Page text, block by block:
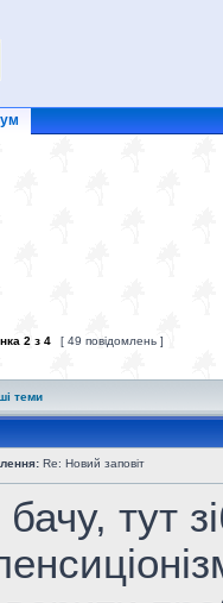
2 з 4 [ 49 повідомлень ]
теми
Re: Новий заповіт
тут